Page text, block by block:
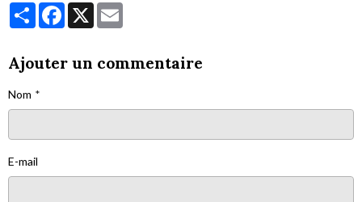
PartagerFacebook
X
Ajouter un commentaire
Nom
E-mail